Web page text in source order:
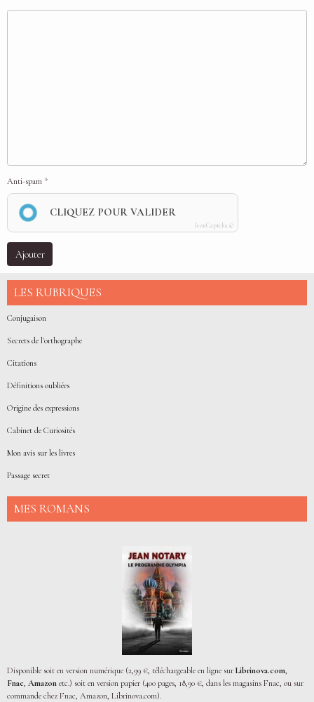
Anti-spam
CLIQUEZ POUR VALIDER
IconCaptcha ©
Ajouter
LES RUBRIQUES
Conjugaison
Secrets de l'orthographe
Citations
Définitions oubliées
Origine des expressions
Cabinet de Curiosités
Mon avis sur les livres
Passage secret
MES ROMANS
Disponible soit en version numérique (2,99 €, téléchargeable en ligne sur Librinova.com,
Fnac, Amazon etc.) soit en version papier (400 pages, 18,90 €, dans les magasins Fnac, ou sur
commande chez Fnac, Amazon, Librinova.com).